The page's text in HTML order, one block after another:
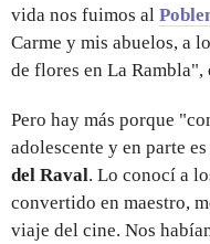
vida nos fuimos al
Carme y mis abuelos, a
de flores en La Rambla",
Pero hay más porque
adolescente y en parte es
del Raval. Lo conocí a
convertido en maestro,
viaje del cine. Nos